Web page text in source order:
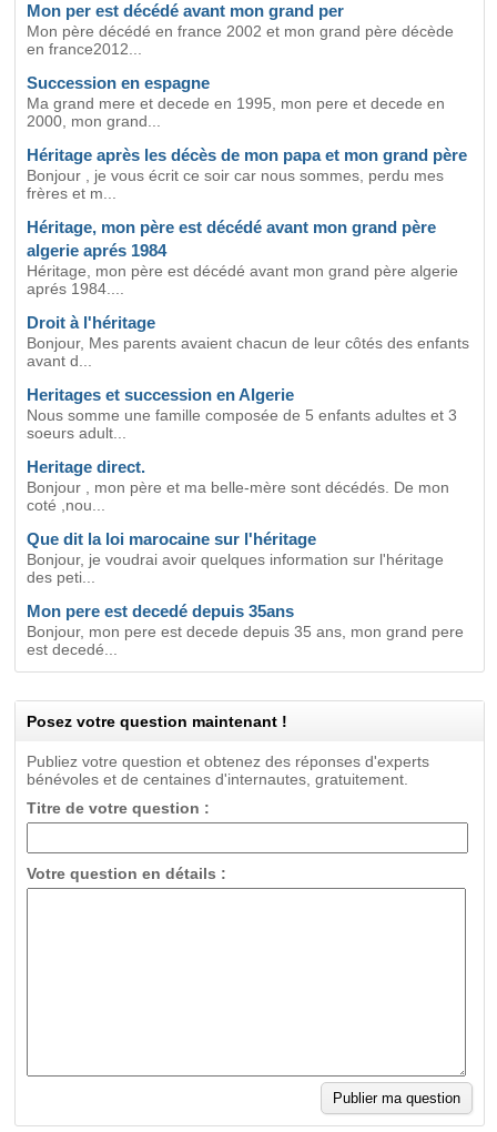
Mon per est décédé avant mon grand per
Mon père décédé en france 2002 et mon grand père décède
en france2012...
Succession en espagne
Ma grand mere et decede en 1995, mon pere et decede en
2000, mon grand...
Héritage après les décès de mon papa et mon grand père
Bonjour , je vous écrit ce soir car nous sommes, perdu mes
frères et m...
Héritage, mon père est décédé avant mon grand père
algerie aprés 1984
Héritage, mon père est décédé avant mon grand père algerie
aprés 1984....
Droit à l'héritage
Bonjour, Mes parents avaient chacun de leur côtés des enfants
avant d...
Heritages et succession en Algerie
Nous somme une famille composée de 5 enfants adultes et 3
soeurs adult...
Heritage direct.
Bonjour , mon père et ma belle-mère sont décédés. De mon
coté ,nou...
Que dit la loi marocaine sur l'héritage
Bonjour, je voudrai avoir quelques information sur l'héritage
des peti...
Mon pere est decedé depuis 35ans
Bonjour, mon pere est decede depuis 35 ans, mon grand pere
est decedé...
Posez votre question maintenant !
Publiez votre question et obtenez des réponses d'experts
bénévoles et de centaines d'internautes, gratuitement.
Titre de votre question :
Votre question en détails :